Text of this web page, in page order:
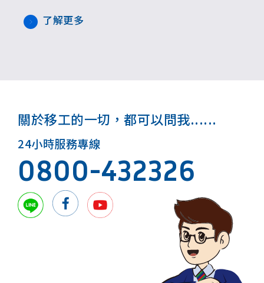
控，若成本增加可進行物價調整，也可合意展延工期，
若有爭議可向工程會諮詢。
了解更多
關於移工的一切，都可以問我......
24小時服務專線
0800-432326